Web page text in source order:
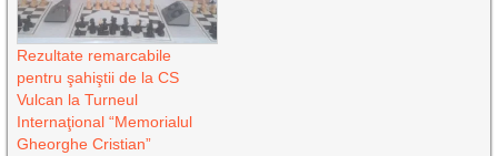
Rezultate remarcabile
pentru şahiştii de la CS
Vulcan la Turneul
Internaţional “Memorialul
Gheorghe Cristian”